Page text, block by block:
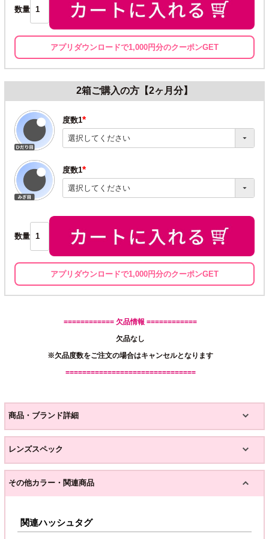
数量
アプリダウンロードで1,000円分のクーポンGET
2箱ご購入の方【2ヶ月分】
度数1
(必
須)
度数1
(必
須)
数量
アプリダウンロードで1,000円分のクーポンGET
============ 欠品情報 ============
欠品なし
※欠品度数をご注文の場合はキャンセルとなります
===============================
商品・ブランド詳細
レンズスペック
その他カラー・関連商品
関連ハッシュタグ